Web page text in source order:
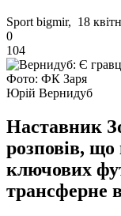
Sport bigmir, 18
0
104
Фото: ФК Заря
Юрій Вернидуб
Наставник
розповів, що
ключових
трансферне